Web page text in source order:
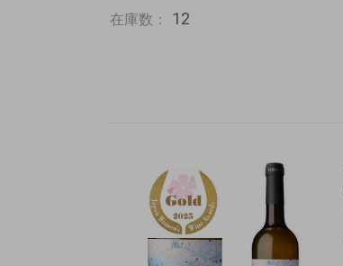
在庫数： 12